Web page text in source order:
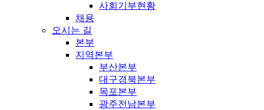
사회기부현황
채용
오시는 길
본부
지역본부
부산본부
대구경북본부
목포본부
광주전남본부